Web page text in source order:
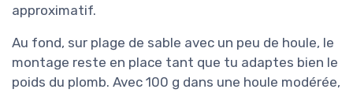
approximatif.
Au fond, sur plage de sable avec un peu de houle, le
montage reste en place tant que tu adaptes bien le
poids du plomb. Avec 100 g dans une houle modérée,